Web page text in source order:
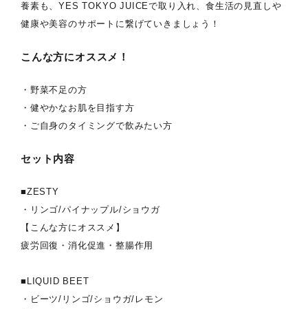
養素も、YES TOKYO JUICEで取り入れ、食生活の見直しや
健康や美容のサポートに繋げていきましょう！
こんな方にオススメ！
・野菜不足の方
・健やかなお肌を目指す方
・ご自身のタイミングで飲みたい方
セット内容
■ZESTY
・リンゴ/パイナップル/ショウガ
【こんな方にオススメ】
疲労回復・消化促進・整腸作用
■LIQUID BEET
・ビーツ/リンゴ/ショウガ/レモン